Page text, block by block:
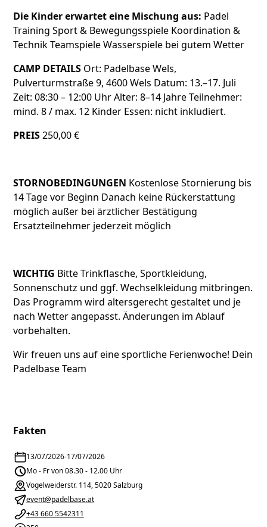
Fakten
13/07/2026-17/07/2026
Mo - Fr von 08.30 - 12.00 Uhr
Vogelweiderstr. 114, 5020 Salzburg
event@padelbase.at
+43 660 5542311
Die Kinder erwartet eine Mischung aus: Padel
Training Sport & Bewegungsspiele Koordination &
Technik Teamspiele Wasserspiele bei gutem Wetter
CAMP DETAILS Ort: Padelbase Wels,
Pulverturmstraße 9, 4600 Wels Datum: 13.–17. Juli
Zeit: 08:30 – 12:00 Uhr Alter: 8–14 Jahre Teilnehmer:
mind. 8 / max. 12 Kinder Essen: nicht inkludiert.
PREIS250,00 €
STORNOBEDINGUNGEN Kostenlose Stornierung bis
14 Tage vor Beginn Danach keine Rückerstattung
möglich außer bei ärztlicher Bestätigung
Ersatzteilnehmer jederzeit möglich
WICHTIG Bitte Trinkflasche, Sportkleidung,
Sonnenschutz und ggf. Wechselkleidung mitbringen.
Das Programm wird altersgerecht gestaltet und je
nach Wetter angepasst. Änderungen im Ablauf
vorbehalten.
Wir freuen uns auf eine sportliche Ferienwoche! Dein
Padelbase Team